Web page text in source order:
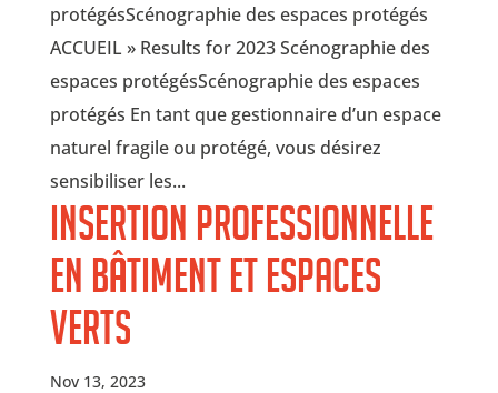
protégésScénographie des espaces protégés
ACCUEIL » Results for 2023 Scénographie des
espaces protégésScénographie des espaces
protégés En tant que gestionnaire d’un espace
naturel fragile ou protégé, vous désirez
sensibiliser les...
Insertion professionnelle
en bâtiment et espaces
verts
Nov 13, 2023